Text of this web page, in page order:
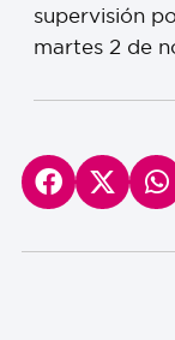
supervisión
martes 2 de